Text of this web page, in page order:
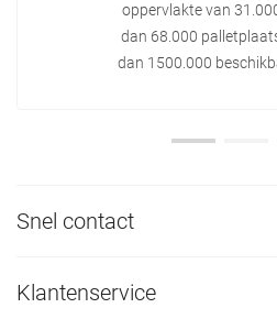
oppervlakte van
dan 68.000
dan 1500.000
Snel contact
Klantenservice